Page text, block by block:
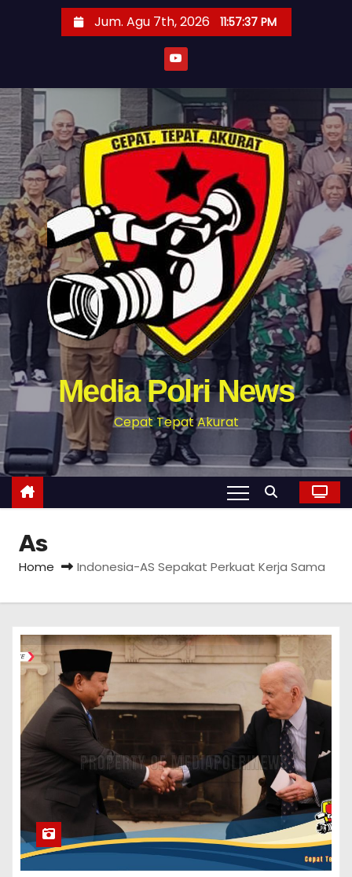
t
o
c
o
n
t
e
n
t
Jum. Agu 7th, 2026 11:57:39 PM
Media Polri News
Cepat Tepat Akurat
As
Home Indonesia-AS Sepakat Perkuat Kerja Sama